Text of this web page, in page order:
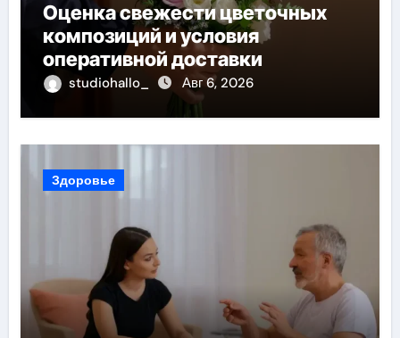
Оценка свежести цветочных
композиций и условия
оперативной доставки
studiohallo_ Авг 6, 2026
Здоровье